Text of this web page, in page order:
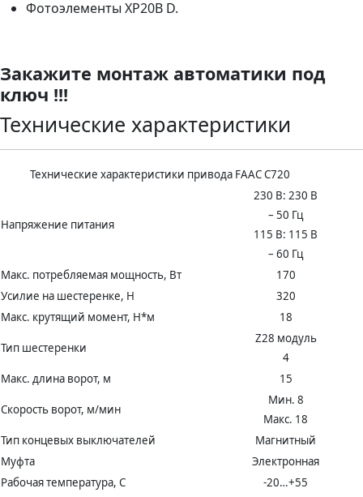
Фотоэлементы XP20B D.
Закажите монтаж автоматики под
ключ !!!
Технические характеристики
Напряжение питания
230 В: 230 В
– 50 Гц
115 В: 115 В
– 60 Гц
Макс. потребляемая мощность, Вт
170
Усилие на шестеренке, Н
320
Макс. крутящий момент, Н*м
18
Тип шестеренки
Z28 модуль
4
Макс. длина ворот, м
15
Скорость ворот, м/мин
Мин. 8
Макс. 18
Тип концевых выключателей
Магнитный
Муфта
Электронная
Рабочая температура, С
-20…+55
Технические характеристики привода FAAC С720